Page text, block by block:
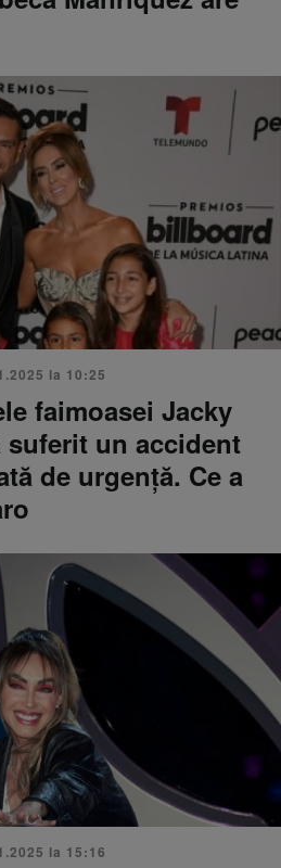
la 10:25
faimoasei Jacky
suferit un accident
de urgență. Ce a
la 15:16